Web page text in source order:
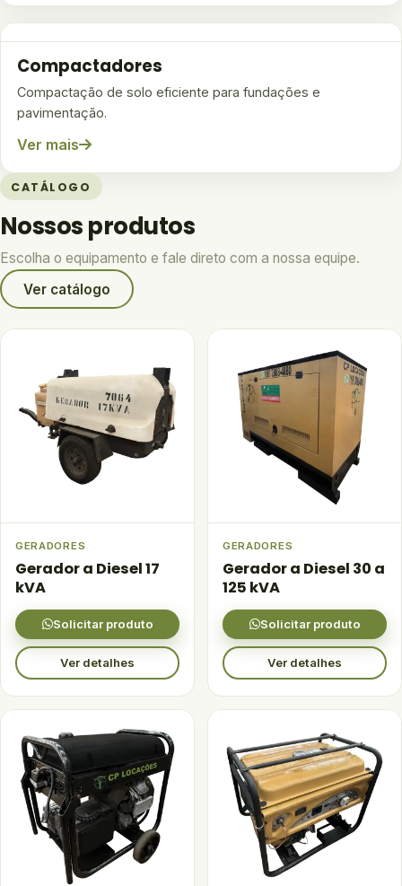
Compactadores
Compactação de solo eficiente para fundações e
pavimentação.
Ver mais
CATÁLOGO
Nossos produtos
Escolha o equipamento e fale direto com a nossa equipe.
Ver catálogo
GERADORES
Gerador a Diesel 17
kVA
Solicitar produto
Ver detalhes
GERADORES
Gerador a Diesel 30 a
125 kVA
Solicitar produto
Ver detalhes